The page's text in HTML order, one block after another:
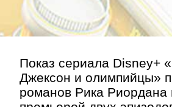
Показ сериала Disney+
Джексон и олимпийцы»
романов Рика Риордана
Контакт»